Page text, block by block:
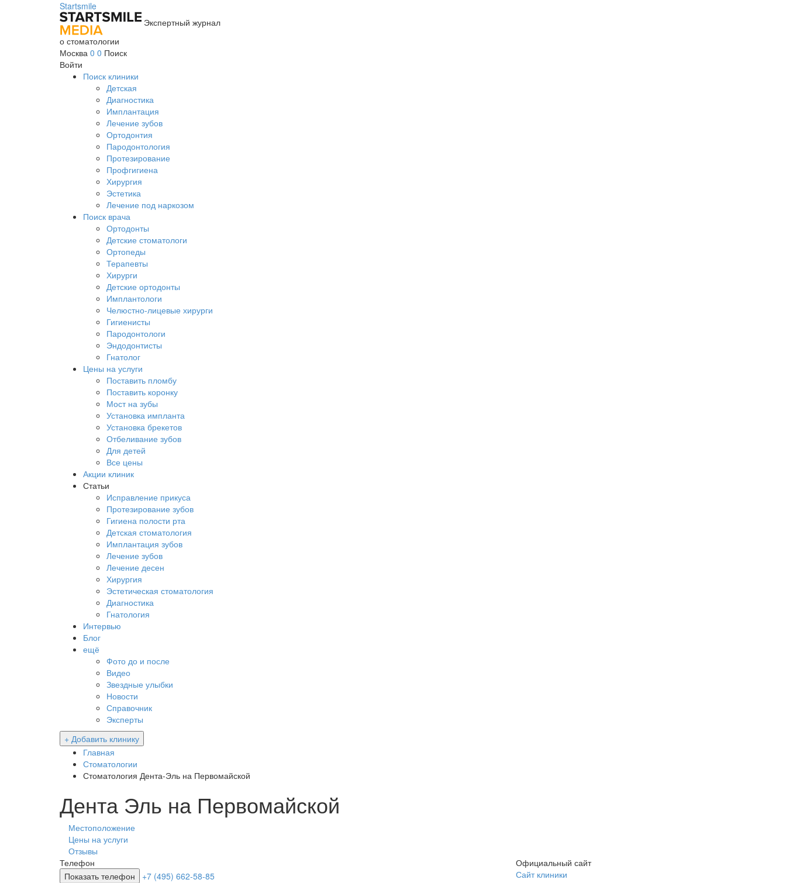
Startsmile
Экспертный журнал
о стоматологии
Москва 0 0 Поиск
Войти
Поиск клиники
Детская
Диагностика
Имплантация
Лечение зубов
Ортодонтия
Пародонтология
Протезирование
Профгигиена
Хирургия
Эстетика
Лечение под наркозом
Поиск врача
Ортодонты
Детские стоматологи
Ортопеды
Терапевты
Хирурги
Детские ортодонты
Имплантологи
Челюстно-лицевые хирурги
Гигиенисты
Пародонтологи
Эндодонтисты
Гнатолог
Цены на услуги
Поставить пломбу
Поставить коронку
Мост на зубы
Установка импланта
Установка брекетов
Отбеливание зубов
Для детей
Все цены
Акции клиник
Статьи
Исправление прикуса
Протезирование зубов
Гигиена полости рта
Детская стоматология
Имплантация зубов
Лечение зубов
Лечение десен
Хирургия
Эстетическая стоматология
Диагностика
Гнатология
Интервью
Блог
ещё
Фото до и после
Видео
Звездные улыбки
Новости
Справочник
Эксперты
+ Добавить клинику
Главная
Стоматологии
Стоматология Дента-Эль на Первомайской
Дента Эль на Первомайской
Местоположение
Цены на услуги
Отзывы
Телефон
Показать телефон
+7 (495) 662-58-85
Официальный сайт
Сайт клиники